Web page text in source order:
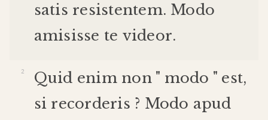
satis resistentem. Modo
amisisse te videor.
Quid enim non" modo " est,
si recorderis ? Modo apud